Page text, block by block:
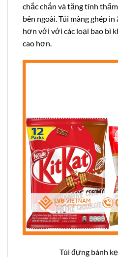
chắc chắn và tăng tính
bên ngoài. Túi màng ghép
hơn với với các loại bao bì
cao hơn.
Túi đựng bánh